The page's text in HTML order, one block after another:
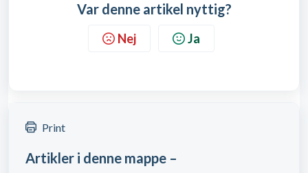
Var denne artikel nyttig?
Nej Ja
Print
Artikler i denne mappe –